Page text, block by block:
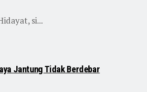
si...
Jantung Tidak Berdebar